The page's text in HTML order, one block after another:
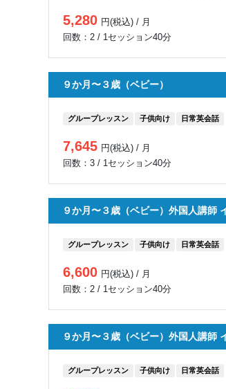
5,280 円(税込) / 月
回数：2 / 1セッション40分
９か月〜３歳（ベビー）
グループレッスン 子供向け 日常英会話
7,645 円(税込) / 月
回数：3 / 1セッション40分
９か月〜３歳（ベビー）外国人講師
グループレッスン 子供向け 日常英会話
6,600 円(税込) / 月
回数：2 / 1セッション40分
９か月〜３歳（ベビー）外国人講師
グループレッスン 子供向け 日常英会話